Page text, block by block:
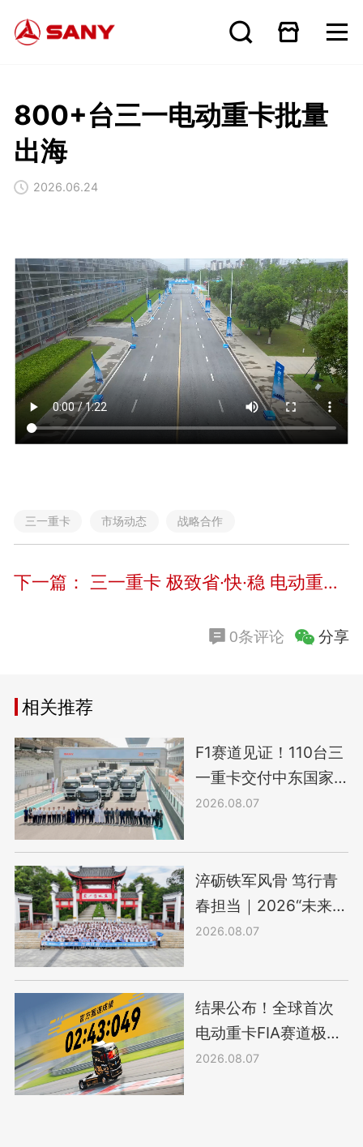
800+台三一电动重卡批量
出海
2026.06.24
三一重卡 市场动态 战略合作
下一篇： 三一重卡 极致省·快·稳 电动重卡千里长途实战 超越干线物流想象
0条评论 分享
相关推荐
F1赛道见证！110台三
一重卡交付中东国家
级枢纽港
2026.08.07
淬砺铁军风骨 笃行青
春担当｜2026“未来之
星”百里毅行征途
2026.08.07
结果公布！全球首次
电动重卡FIA赛道极限
性能认证
2026.08.07